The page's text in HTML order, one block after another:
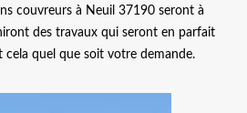
couvreurs à Neuil 37190 seront à
des travaux qui seront en parfait
cela quel que soit votre demande.